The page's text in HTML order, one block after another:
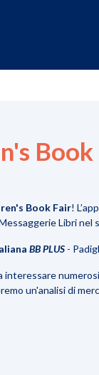
Book Fair!
Libri nel
BB PLUS -
interessare
un'analisi di